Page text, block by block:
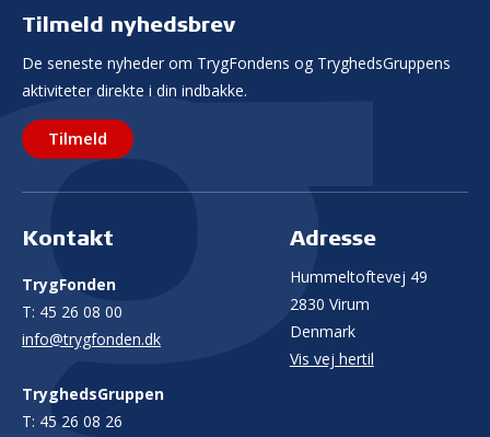
Tilmeld nyhedsbrev
De seneste nyheder om TrygFondens og TryghedsGruppens
aktiviteter direkte i din indbakke.
Tilmeld
Kontakt
TrygFonden
T: 45 26 08 00
info@trygfonden.dk
TryghedsGruppen
T: 45 26 08 26
Adresse
Hummeltoftevej 49
2830 Virum
Denmark
Vis vej hertil